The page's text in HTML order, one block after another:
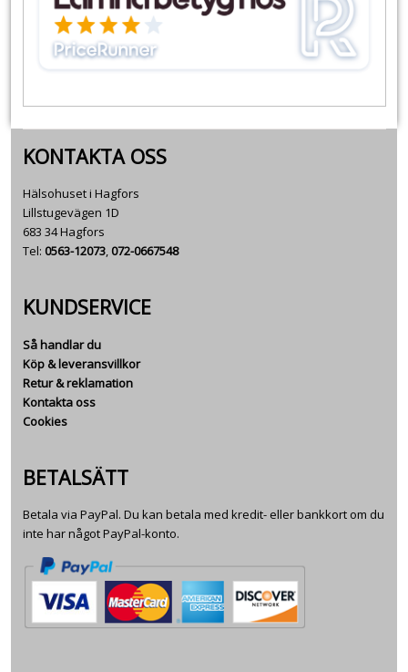
KONTAKTA OSS
Hälsohuset i Hagfors
Lillstugevägen 1D
683 34 Hagfors
Tel: 0563-12073,072-0667548
KUNDSERVICE
Så handlar du
Köp & leveransvillkor
Retur & reklamation
Kontakta oss
Cookies
BETALSÄTT
Betala via PayPal. Du kan betala med kredit- eller bankkort om du
inte har något PayPal-konto.